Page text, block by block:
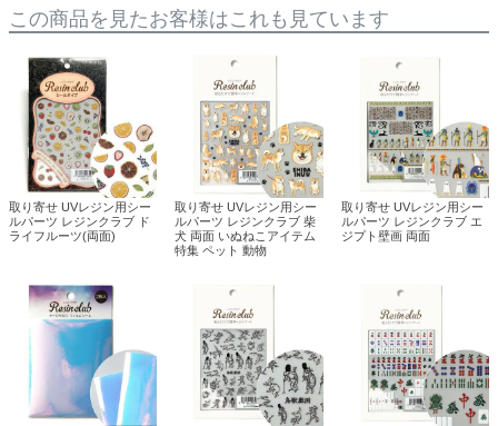
この商品を見たお客様はこれも見ています
取り寄せ UVレジン用シー
ルパーツ レジンクラブ ド
ライフルーツ(両面)
取り寄せ UVレジン用シー
ルパーツ レジンクラブ 柴
犬 両面 いぬねこアイテム
特集 ペット 動物
取り寄せ UVレジン用シー
ルパーツ レジンクラブ エ
ジプト壁画 両面